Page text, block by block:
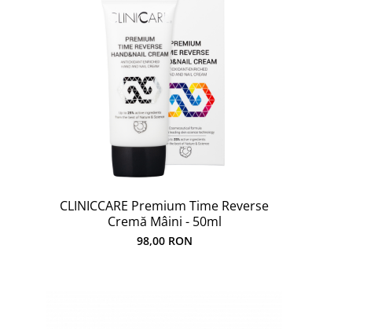
CLINICCARE Premium Time Reverse
Cremă Mâini - 50ml
98,00 RON